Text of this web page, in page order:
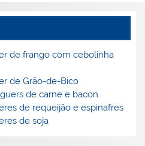
l
de frango com cebolinha
de Grão-de-Bico
de carne e bacon
de requeijão e espinafres
de soja